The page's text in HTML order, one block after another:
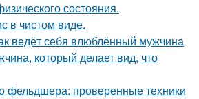
состояния.
в чистом виде.
ведёт себя влюблённый мужчина
который делает вид, что
фельдшера: проверенные техники